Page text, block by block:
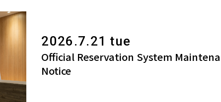
2026.7.21 tue
Official Reservation System
Notice